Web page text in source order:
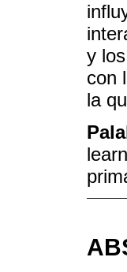
y
con
la